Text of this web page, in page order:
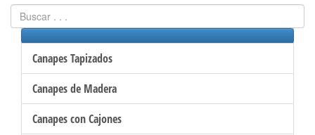
Canapes Tapizados
Canapes de Madera
Canapes con Cajones